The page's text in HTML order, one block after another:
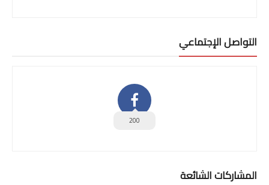
التواصل الإجتماعي
200
المشاركات الشائعة